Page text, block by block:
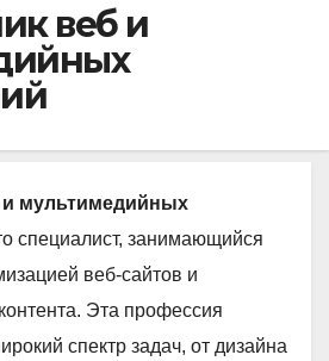
веб и
и мультимедийных
специалист, занимающийся
веб-сайтов и
Эта профессия
спектр задач, от дизайна